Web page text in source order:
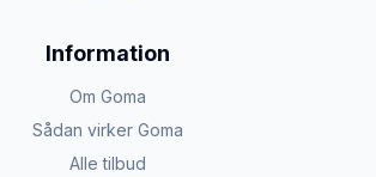
Information
Om Goma
Sådan virker Goma
Alle tilbud